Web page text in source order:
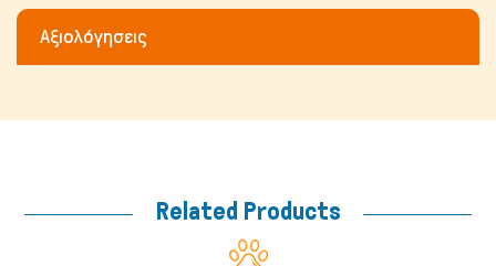
Αξιολόγησεις
Related Products